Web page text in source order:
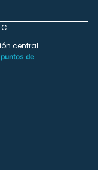
central
puntos de